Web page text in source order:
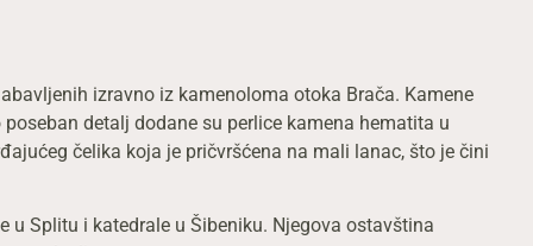
izravno iz kamenoloma otoka Brača. Kamene
detalj dodane su perlice kamena hematita u
čelika koja je pričvršćena na mali lanac, što je čini
Splitu i katedrale u Šibeniku. Njegova ostavština